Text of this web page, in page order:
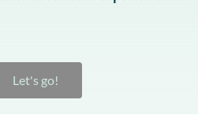
Let's go!